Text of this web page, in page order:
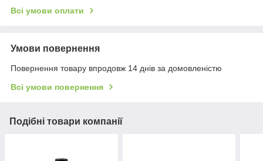
Всі умови оплати
Умови повернення
Повернення товару впродовж 14 днів за домовленістю
Всі умови повернення
Подібні товари компанії